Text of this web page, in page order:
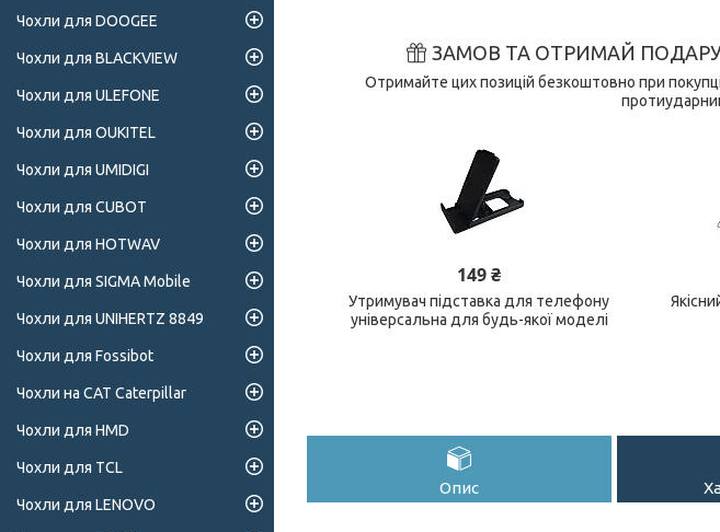
ЗАМОВ ТА ОТРИМАЙ
Отримайте цих позицій безкоштовно при
149 ₴
Утримувач підставка для телефону
універсальна для будь-якої моделі
Опис
Чохли для DOOGEE
Чохли для BLACKVIEW
Чохли для ULEFONE
Чохли для OUKITEL
Чохли для UMIDIGI
Чохли для CUBOT
Чохли для HOTWAV
Чохли для SIGMA Mobile
Чохли для UNIHERTZ 8849
Чохли для Fossibot
Чохли на CAT Caterpillar
Чохли для HMD
Чохли для TCL
Чохли для LENOVO